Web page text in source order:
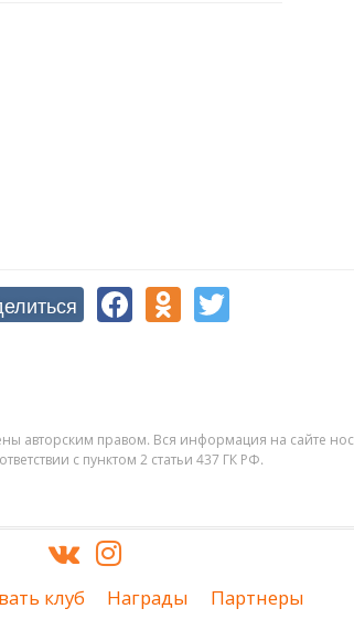
правом. Вся информация на сайте
с пунктом 2 статьи 437 ГК РФ.
клуб Награды
Партнеры